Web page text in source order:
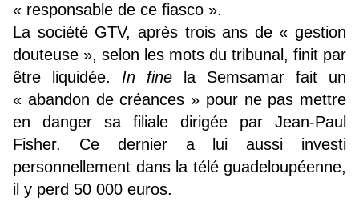
« responsable de ce fiasco ».
La société GTV, après trois ans de « gestion
douteuse », selon les mots du tribunal, finit par
être liquidée. In fine la Semsamar fait un
« abandon de créances » pour ne pas mettre
en danger sa filiale dirigée par Jean-Paul
Fisher. Ce dernier a lui aussi investi
personnellement dans la télé guadeloupéenne,
il y perd 50 000 euros.